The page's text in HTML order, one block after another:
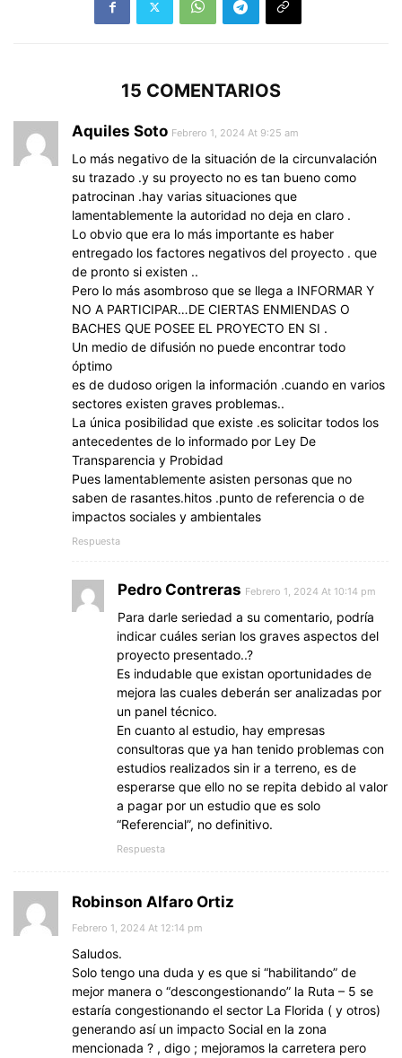
15 COMENTARIOS
Aquiles Soto Febrero 1, 2024 At 9:25 am
Lo más negativo de la situación de la circunvalación
su trazado .y su proyecto no es tan bueno como
patrocinan .hay varias situaciones que
lamentablemente la autoridad no deja en claro .
Lo obvio que era lo más importante es haber
entregado los factores negativos del proyecto . que
de pronto si existen ..
Pero lo más asombroso que se llega a INFORMAR Y
NO A PARTICIPAR…DE CIERTAS ENMIENDAS O
BACHES QUE POSEE EL PROYECTO EN SI .
Un medio de difusión no puede encontrar todo
óptimo
es de dudoso origen la información .cuando en varios
sectores existen graves problemas..
La única posibilidad que existe .es solicitar todos los
antecedentes de lo informado por Ley De
Transparencia y Probidad
Pues lamentablemente asisten personas que no
saben de rasantes.hitos .punto de referencia o de
impactos sociales y ambientales
Respuesta
Pedro Contreras Febrero 1, 2024 At 10:14 pm
Para darle seriedad a su comentario, podría
indicar cuáles serian los graves aspectos del
proyecto presentado..?
Es indudable que existan oportunidades de
mejora las cuales deberán ser analizadas por
un panel técnico.
En cuanto al estudio, hay empresas
consultoras que ya han tenido problemas con
estudios realizados sin ir a terreno, es de
esperarse que ello no se repita debido al valor
a pagar por un estudio que es solo
“Referencial”, no definitivo.
Respuesta
Robinson Alfaro Ortiz
Febrero 1, 2024 At 12:14 pm
Saludos.
Solo tengo una duda y es que si “habilitando” de
mejor manera o “descongestionando” la Ruta – 5 se
estaría congestionando el sector La Florida ( y otros)
generando así un impacto Social en la zona
mencionada ? , digo ; mejoramos la carretera pero